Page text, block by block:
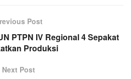
Post
PTPN IV Regional 4 Sepakat
Produksi
Next Post